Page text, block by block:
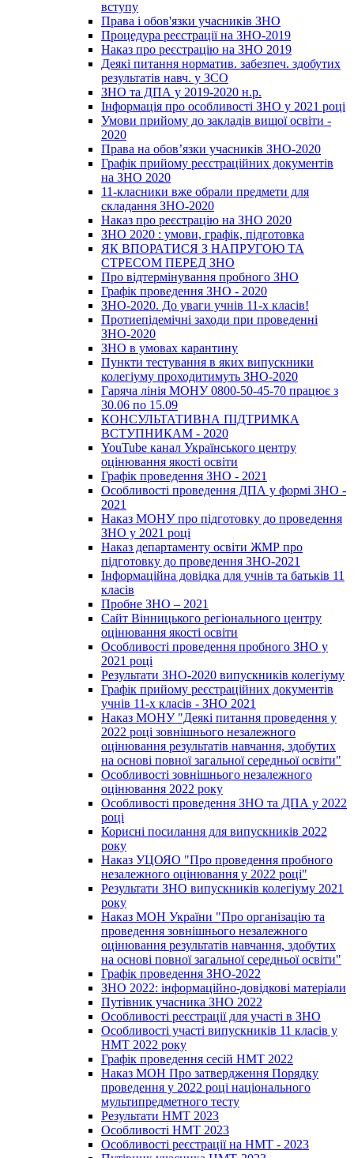
вступу
Права і обов'язки учасників ЗНО
Процедура реєстрації на ЗНО-2019
Наказ про реєстрацію на ЗНО 2019
Деякі питання норматив. забезпеч. здобутих
результатів навч. у ЗСО
ЗНО та ДПА у 2019-2020 н.р.
Інформація про особливості ЗНО у 2021 році
Умови прийому до закладів вищої освіти -
2020
Права на обов’язки учасників ЗНО-2020
Графік прийому реєстраційних документів
на ЗНО 2020
11-класники вже обрали предмети для
складання ЗНО-2020
Наказ про реєстрацію на ЗНО 2020
ЗНО 2020 : умови, графік, підготовка
ЯК ВПОРАТИСЯ З НАПРУГОЮ ТА
СТРЕСОМ ПЕРЕД ЗНО
Про відтермінування пробного ЗНО
Графік проведення ЗНО - 2020
ЗНО-2020. До уваги учнів 11-х класів!
Протиепідемічні заходи при проведенні
ЗНО-2020
ЗНО в умовах карантину
Пункти тестування в яких випускники
колегіуму проходитимуть ЗНО-2020
Гаряча лінія МОНУ 0800-50-45-70 працює з
30.06 по 15.09
КОНСУЛЬТАТИВНА ПІДТРИМКА
ВСТУПНИКАМ - 2020
YouTube канал Українського центру
оцінювання якості освіти
Графік проведення ЗНО - 2021
Особливості проведення ДПА у формі ЗНО -
2021
Наказ МОНУ про підготовку до проведення
ЗНО у 2021 році
Наказ департаменту освіти ЖМР про
підготовку до проведення ЗНО-2021
Інформаційна довідка для учнів та батьків 11
класів
Пробне ЗНО – 2021
Сайт Вінницького регіонального центру
оцінювання якості освіти
Особливості проведення пробного ЗНО у
2021 році
Результати ЗНО-2020 випускників колегіуму
Графік прийому реєстраційних документів
учнів 11-х класів - ЗНО 2021
Наказ МОНУ "Деякі питання проведення у
2022 році зовнішнього незалежного
оцінювання результатів навчання, здобутих
на основі повної загальної середньої освіти"
Особливості зовнішнього незалежного
оцінювання 2022 року
Особливості проведення ЗНО та ДПА у 2022
році
Корисні посилання для випускників 2022
року
Наказ УЦОЯО "Про проведення пробного
незалежного оцінювання у 2022 році"
Результати ЗНО випускників колегіуму 2021
року
Наказ МОН України "Про організацію та
проведення зовнішнього незалежного
оцінювання результатів навчання, здобутих
на основі повної загальної середньої освіти"
Графік проведення ЗНО-2022
ЗНО 2022: інформаційно-довідкові матеріали
Путівник учасника ЗНО 2022
Особливості реєстрації для участі в ЗНО
Особливості участі випускників 11 класів у
НМТ 2022 року
Графік проведення сесій НМТ 2022
Наказ МОН Про затвердження Порядку
проведення у 2022 році національного
мультипредметного тесту
Результати НМТ 2023
Особливості НМТ 2023
Особливості реєстрації на НМТ - 2023